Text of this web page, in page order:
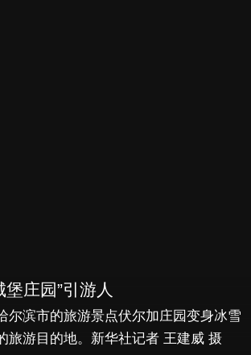
庄园”引游人
尔滨市的旅游景点伏尔加庄园变身冰雪
旅游目的地。新华社记者 王建威 摄